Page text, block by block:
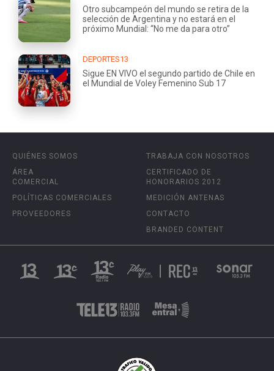
Otro subcampeón del mundo se retira de la
selección de Argentina y no estará en el
próximo Mundial: “No me da para otro”
DEPORTES13
Sigue EN VIVO el segundo partido de Chile en
el Mundial de Voley Femenino Sub 17
QUIÉNES SOMOS
ÁREA
COMERCIAL
POLÍTICAS COMERCIALES
PROVEEDORES
TRABAJA CON NOSOTROS
CERTIFICADO DE
HONORARIOS 2012
MEDICIÓN ANTENAS
CONTACTO
BRANDED CONTENT